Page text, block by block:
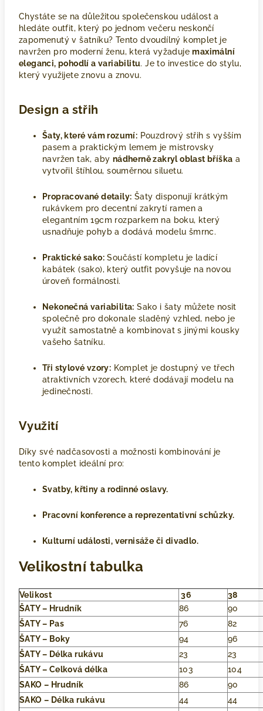
Chystáte se na důležitou společenskou událost a
hledáte outfit, který po jednom večeru neskončí
zapomenutý v šatníku? Tento dvoudílný komplet je
navržen pro moderní ženu, která vyžadujemaximální
eleganci, pohodlí a variabilitu. Je to investice do stylu,
který využijete znovu a znovu.
Design a střih
Šaty, které vám rozumí: Pouzdrový střih s vyšším
pasem a praktickým lemem je mistrovsky
navržen tak, aby nádherně zakryl oblast bříška a
vytvořil štíhlou, souměrnou siluetu.
Propracované detaily: Šaty disponují krátkým
rukávkem pro decentní zakrytí ramen a
elegantním 19cm rozparkem na boku, který
usnadňuje pohyb a dodává modelu šmrnc.
Praktické sako: Součástí kompletu je ladící
kabátek (sako), který outfit povyšuje na novou
úroveň formálnosti.
Nekonečná variabilita: Sako i šaty můžete nosit
společně pro dokonale sladěný vzhled, nebo je
využít samostatně a kombinovat s jinými kousky
vašeho šatníku.
Tři stylové vzory: Komplet je dostupný ve třech
atraktivních vzorech, které dodávají modelu na
jedinečnosti.
Využití
Díky své nadčasovosti a možnosti kombinování je
tento komplet ideální pro:
Svatby, křtiny a rodinné oslavy.
Pracovní konference a reprezentativní schůzky.
Kulturní události, vernisáže či divadlo.
Velikostní tabulka
Velikost 36
38
ŠATY – Hrudník
86
90
ŠATY – Pas
76
82
ŠATY – Boky
94
96
ŠATY – Délka rukávu
23
23
ŠATY – Celková délka
103
104
SAKO – Hrudník
86
90
SAKO – Délka rukávu
44 44